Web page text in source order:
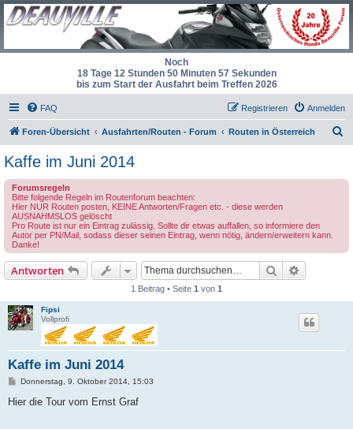
Noch
18 Tage 12 Stunden 50 Minuten 57 Sekunden
bis zum Start der Ausfahrt beim Treffen 2026
FAQ Anmelden
Registrieren
Foren-Übersicht Ausfahrten/Routen - Forum Routen in Österreich
Kaffe im Juni 2014
Forumsregeln
Bitte folgende Regeln im Routenforum beachten:
Hier NUR Routen posten, KEINE Antworten/Fragen etc. - diese werden
AUSNAHMSLOS gelöscht
Pro Route ist nur ein Eintrag zulässig. Sollte dir etwas auffallen, so informiere den
Autor per PN/Mail, sodass dieser seinen Eintrag, wenn nötig, ändern/erweitern kann.
Danke!
Antworten Suche
1 Beitrag • Seite 1 von 1
Fipsi
Vollprofi
Kaffe im Juni 2014
B
i
Donnerstag, 9. Oktober 2014, 15:03
Hier die Tour vom Ernst Graf